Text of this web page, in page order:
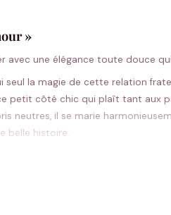
»
une élégance toute douce
la magie de cette relation
petit côté chic qui plaît tant aux
neutres, il se marie
belle histoire.